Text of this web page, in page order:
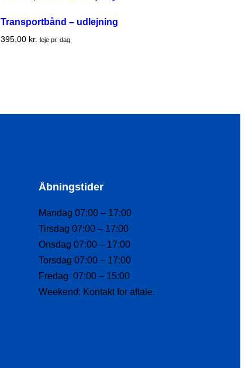
Transportbånd – udlejning
395,00 kr. leje pr. dag
Åbningstider
Mandag 07:00 – 17:00
Tirsdag 07:00 – 17:00
Onsdag 07:00 – 17:00
Torsdag 07:00 – 17:00
Fredag 07:00 – 15:00
Weekend: Kontakt for aftale.